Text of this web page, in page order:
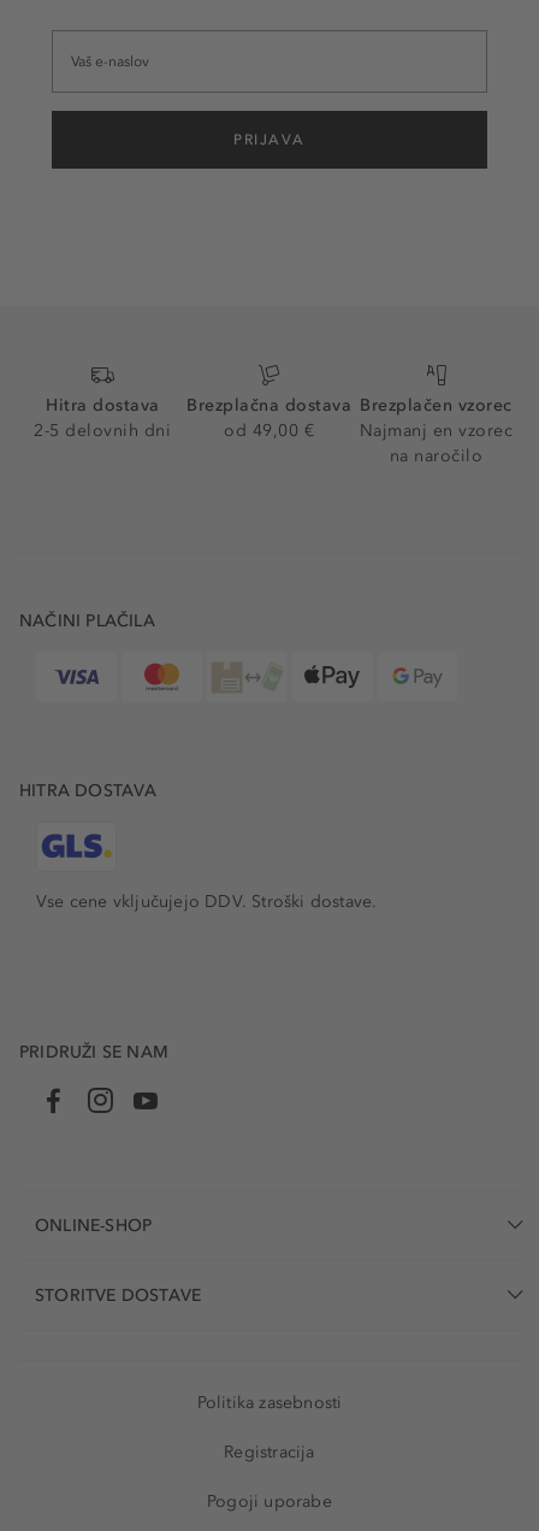
PRIJAVA
Hitra dostava
2-5 delovnih dni
Brezplačna dostava
od 49,00 €
Brezplačen vzorec
Najmanj en vzorec
na naročilo
NAČINI PLAČILA
HITRA DOSTAVA
Vse cene vključujejo DDV. Stroški dostave.
PRIDRUŽI SE NAM
ONLINE-SHOP
STORITVE DOSTAVE
Politika zasebnosti
Registracija
Pogoji uporabe